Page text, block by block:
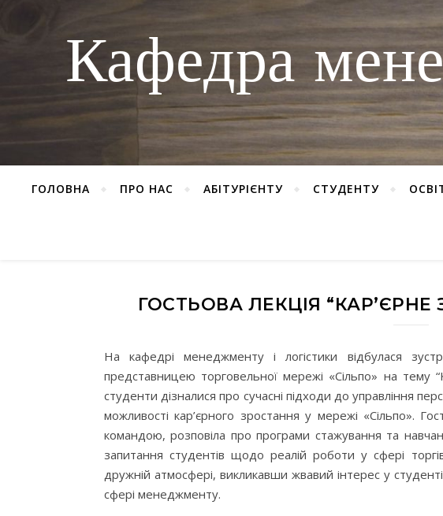
Кафедра
ГОЛОВНА ПРО НАС АБІТУРІЄНТУ СТУДЕНТУ
ГОСТЬОВА ЛЕКЦІЯ “КАР’ЄРНЕ
На кафедрі менеджменту і логістики відбулася
представницею торговельної мережі «Сільпо» на тему
студенти дізналися про сучасні підходи до управління
можливості кар’єрного зростання у мережі «Сільпо».
командою, розповіла про програми стажування та
запитання студентів щодо реалій роботи у сфері
дружній атмосфері, викликавши жвавий інтерес у
сфері менеджменту.